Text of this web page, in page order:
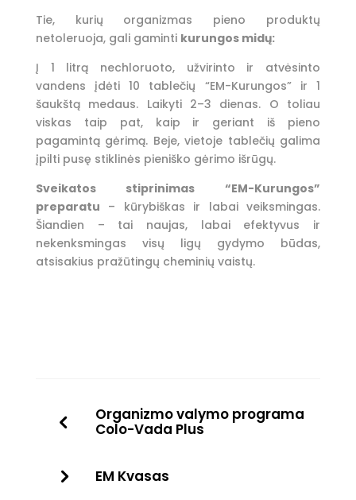
Tie, kurių organizmas pieno produktų
netoleruoja, gali gaminti kurungos midų:
Į 1 litrą nechloruoto, užvirinto ir atvėsinto
vandens įdėti 10 tablečių “EM-Kurungos” ir 1
šaukštą medaus. Laikyti 2–3 dienas. O toliau
viskas taip pat, kaip ir geriant iš pieno
pagamintą gėrimą. Beje, vietoje tablečių galima
įpilti pusę stiklinės pieniško gėrimo išrūgų.
Sveikatos stiprinimas “EM-Kurungos”
preparatu – kūrybiškas ir labai veiksmingas.
Šiandien – tai naujas, labai efektyvus ir
nekenksmingas visų ligų gydymo būdas,
atsisakius pražūtingų cheminių vaistų.
Organizmo valymo programa
Colo-Vada Plus
EM Kvasas